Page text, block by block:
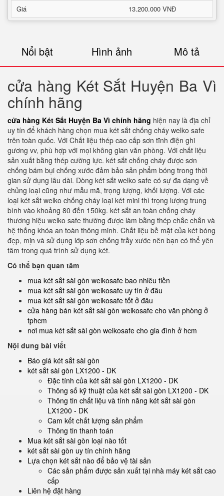
Giá
13.200.000 VNĐ
Nổi bật Hình ảnh Mô tả
cửa hàng Két Sắt Huyện Ba Vì
chính hãng
cửa hàng Két Sắt Huyện Ba Vì chính hãng hiện nay là địa chỉ
uy tín để khách hàng chọn mua két sắt chống cháy welko safe
trên toàn quốc. Với Chất liệu thép cao cấp sơn tĩnh điện ghi
gương vv, phù hợp với mọi không gian văn phòng. Với chất liệu
sản xuất bằng thép cường lực. két sắt chống cháy được sơn
chống bám bụi chống xước đảm bảo sản phẩm bóng trong thời
gian sử dụng lâu dài. Dòng két sắt welko safe có sự đa dạng về
chủng loại cũng như mẫu mã, trọng lượng, khối lượng. Với các
loại két sắt welko chống cháy loại két mini thì trọng lượng trung
bình vào khoảng 80 đến 150kg. két sắt an toàn chống cháy
thương hiệu welko safe thường được làm bằng thép chắc chắn và
hệ thống khóa an toàn thông minh. Chất liệu bề mặt của két bóng
đẹp, mịn và sử dụng lớp sơn chống trầy xước nên bạn có thể yên
tâm trong quá trình sử dụng két.
Có thể bạn quan tâm
mua két sắt sài gòn welkosafe bao nhiêu tiền
mua két sắt sài gòn welkosafe uy tín ở đâu
mua két sắt sài gòn welkosafe tốt ở đâu
cửa hàng bán két sắt sài gòn welkosafe cho văn phòng ở
tphcm
nơi mua két sắt sài gòn welkosafe cho gia đình ở hcm
Nội dung bài viết
Báo giá két sắt sài gòn
két sắt sài gòn LX1200 - DK
Đặc tính của két sắt sài gòn LX1200 - DK
Thông số kỹ thuật của két sắt sài gòn LX1200 - DK
Thông tin chất liệu và tính năng két sắt sài gòn
LX1200 - DK
Cam kết chất lượng sản phẩm
Thông tin thanh toán
Mua két sắt sài gòn loại nào tốt
két sắt sài gòn uy tín chính hãng
Lựa chọn két sắt nào để bảo vệ tài sản
Các sản phẩm được sản xuất tại nhà máy két sắt cao
cấp
Liên hệ đặt hàng